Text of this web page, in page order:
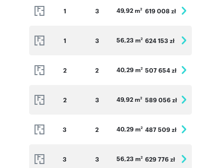
1 3 49,92 m2 619 008 zł
1 3 56,23 m2 624 153 zł
2 2 40,29 m2 507 654 zł
2 3 49,92 m2 589 056 zł
3 2 40,29 m2 487 509 zł
3 3 56,23 m2 629 776 zł